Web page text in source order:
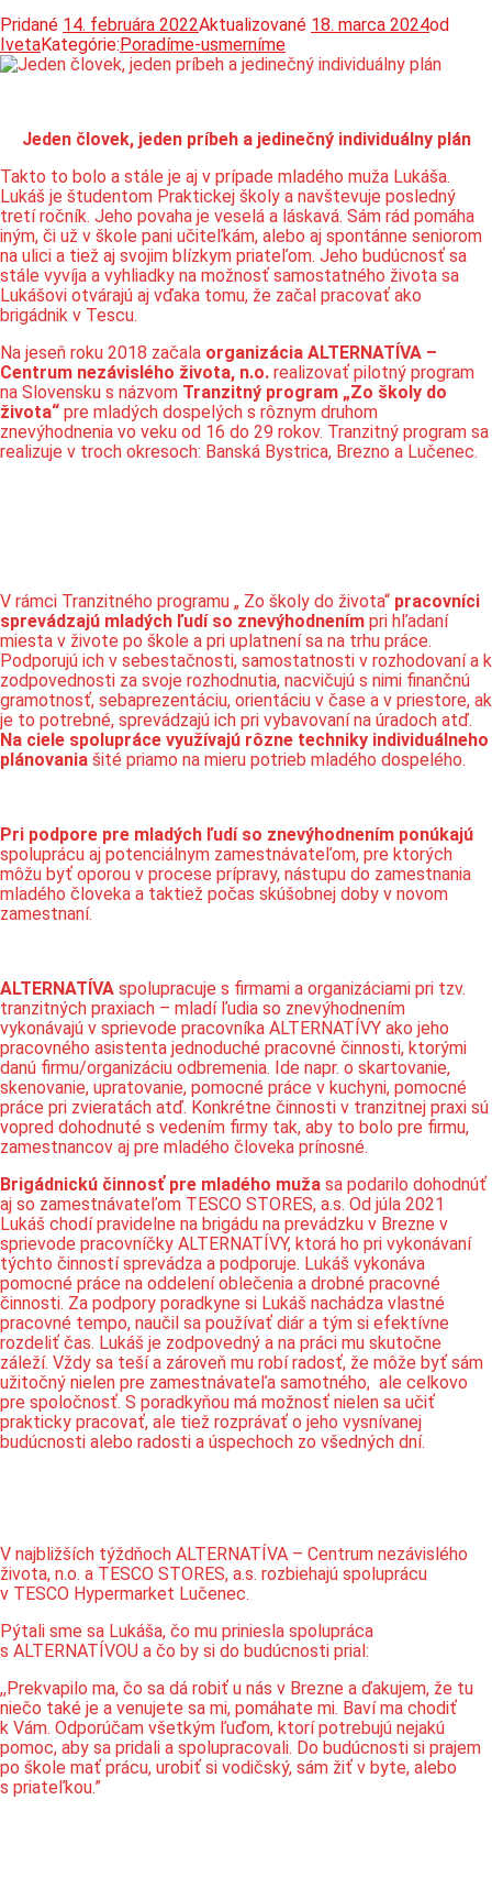
Pridané 14. februára 2022Aktualizované 18. marca 2024od
IvetaKategórie:Poradíme-usmerníme
Jeden človek, jeden príbeh a jedinečný individuálny plán
Takto to bolo a stále je aj v prípade mladého muža Lukáša.
Lukáš je študentom Praktickej školy a navštevuje posledný
tretí ročník. Jeho povaha je veselá a láskavá. Sám rád pomáha
iným, či už v škole pani učiteľkám, alebo aj spontánne seniorom
na ulici a tiež aj svojim blízkym priateľom. Jeho budúcnosť sa
stále vyvíja a vyhliadky na možnosť samostatného života sa
Lukášovi otvárajú aj vďaka tomu, že začal pracovať ako
brigádnik v Tescu.
Na jeseň roku 2018 začala organizácia ALTERNATÍVA –
Centrum nezávislého života, n.o. realizovať pilotný program
na Slovensku s názvom Tranzitný program „Zo školy do
života“ pre mladých dospelých s rôznym druhom
znevýhodnenia vo veku od 16 do 29 rokov. Tranzitný program sa
realizuje v troch okresoch: Banská Bystrica, Brezno a Lučenec.
V rámci Tranzitného programu „ Zo školy do života“ pracovníci
sprevádzajú mladých ľudí so znevýhodnením pri hľadaní
miesta v živote po škole a pri uplatnení sa na trhu práce.
Podporujú ich v sebestačnosti, samostatnosti v rozhodovaní a k
zodpovednosti za svoje rozhodnutia, nacvičujú s nimi finančnú
gramotnosť, sebaprezentáciu, orientáciu v čase a v priestore, ak
je to potrebné, sprevádzajú ich pri vybavovaní na úradoch atď.
Na ciele spolupráce využívajú rôzne techniky individuálneho
plánovania šité priamo na mieru potrieb mladého dospelého.
Pri podpore pre mladých ľudí so znevýhodnením ponúkajú
spoluprácu aj potenciálnym zamestnávateľom, pre ktorých
môžu byť oporou v procese prípravy, nástupu do zamestnania
mladého človeka a taktiež počas skúšobnej doby v novom
zamestnaní.
ALTERNATÍVA spolupracuje s firmami a organizáciami pri tzv.
tranzitných praxiach – mladí ľudia so znevýhodnením
vykonávajú v sprievode pracovníka ALTERNATÍVY ako jeho
pracovného asistenta jednoduché pracovné činnosti, ktorými
danú firmu/organizáciu odbremenia. Ide napr. o skartovanie,
skenovanie, upratovanie, pomocné práce v kuchyni, pomocné
práce pri zvieratách atď. Konkrétne činnosti v tranzitnej praxi sú
vopred dohodnuté s vedením firmy tak, aby to bolo pre firmu,
zamestnancov aj pre mladého človeka prínosné.
Brigádnickú činnosť pre mladého muža sa podarilo dohodnúť
aj so zamestnávateľom TESCO STORES, a.s. Od júla 2021
Lukáš chodí pravidelne na brigádu na prevádzku v Brezne v
sprievode pracovníčky ALTERNATÍVY, ktorá ho pri vykonávaní
týchto činností sprevádza a podporuje. Lukáš vykonáva
pomocné práce na oddelení oblečenia a drobné pracovné
činnosti. Za podpory poradkyne si Lukáš nachádza vlastné
pracovné tempo, naučil sa používať diár a tým si efektívne
rozdeliť čas. Lukáš je zodpovedný a na práci mu skutočne
záleží. Vždy sa teší a zároveň mu robí radosť, že môže byť sám
užitočný nielen pre zamestnávateľa samotného, ale celkovo
pre spoločnosť. S poradkyňou má možnosť nielen sa učiť
prakticky pracovať, ale tiež rozprávať o jeho vysnívanej
budúcnosti alebo radosti a úspechoch zo všedných dní.
V najbližších týždňoch ALTERNATÍVA – Centrum nezávislého
života, n.o. a TESCO STORES, a.s. rozbiehajú spoluprácu
v TESCO Hypermarket Lučenec.
Pýtali sme sa Lukáša, čo mu priniesla spolupráca
s ALTERNATÍVOU a čo by si do budúcnosti prial:
,,Prekvapilo ma, čo sa dá robiť u nás v Brezne a ďakujem, že tu
niečo také je a venujete sa mi, pomáhate mi. Baví ma chodiť
k Vám. Odporúčam všetkým ľuďom, ktorí potrebujú nejakú
pomoc, aby sa pridali a spolupracovali. Do budúcnosti si prajem
po škole mať prácu, urobiť si vodičský, sám žiť v byte, alebo
s priateľkou.”